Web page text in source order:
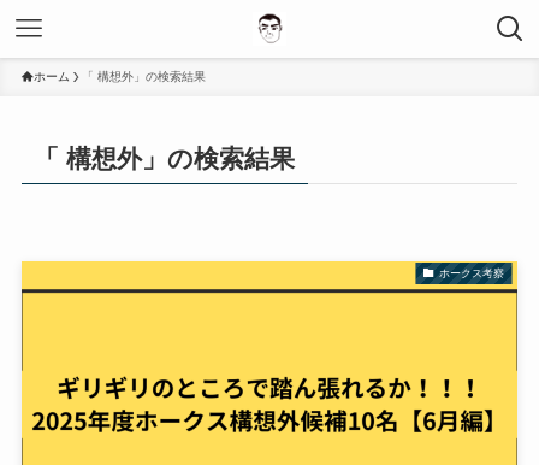
ホーム 「 構想外」の検索結果
「 構想外」の検索結果
ホークス考察